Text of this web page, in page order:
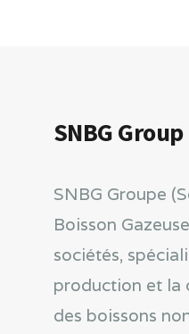
SNBG Group
SNBG Groupe
Boisson
sociétés,
production et la
des boissons